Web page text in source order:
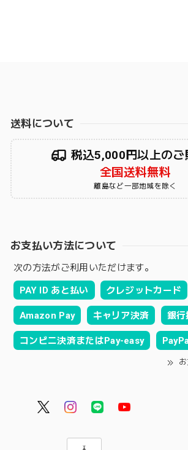
送料について
税込5,000円以上のご
全国送料無料
離島など一部地域を除く
お支払い方法について
次の方法がご利用いただけます。
PAY ID あと払い クレジットカード
Amazon Pay キャリア決済 銀行
コンビニ決済またはPay-easy